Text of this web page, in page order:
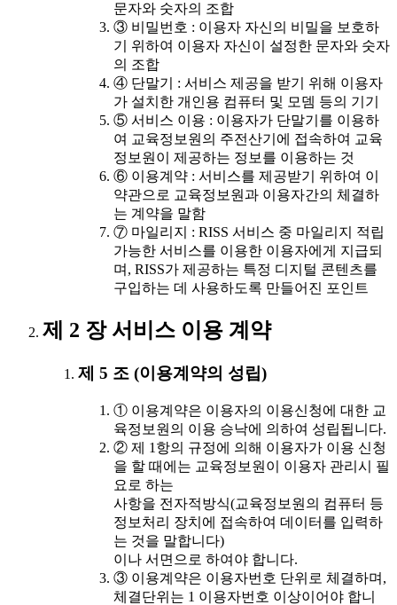
문자와 숫자의 조합
③ 비밀번호 : 이용자 자신의 비밀을 보호하
기 위하여 이용자 자신이 설정한 문자와 숫자
의 조합
④ 단말기 : 서비스 제공을 받기 위해 이용자
가 설치한 개인용 컴퓨터 및 모뎀 등의 기기
⑤ 서비스 이용 : 이용자가 단말기를 이용하
여 교육정보원의 주전산기에 접속하여 교육
정보원이 제공하는 정보를 이용하는 것
⑥ 이용계약 : 서비스를 제공받기 위하여 이
약관으로 교육정보원과 이용자간의 체결하
는 계약을 말함
⑦ 마일리지 : RISS 서비스 중 마일리지 적립
가능한 서비스를 이용한 이용자에게 지급되
며, RISS가 제공하는 특정 디지털 콘텐츠를
구입하는 데 사용하도록 만들어진 포인트
제 2 장 서비스 이용 계약
제 5 조 (이용계약의 성립)
① 이용계약은 이용자의 이용신청에 대한 교
육정보원의 이용 승낙에 의하여 성립됩니다.
② 제 1항의 규정에 의해 이용자가 이용 신청
을 할 때에는 교육정보원이 이용자 관리시 필
요로 하는
사항을 전자적방식(교육정보원의 컴퓨터 등
정보처리 장치에 접속하여 데이터를 입력하
는 것을 말합니다)
이나 서면으로 하여야 합니다.
③ 이용계약은 이용자번호 단위로 체결하며,
체결단위는 1 이용자번호 이상이어야 합니